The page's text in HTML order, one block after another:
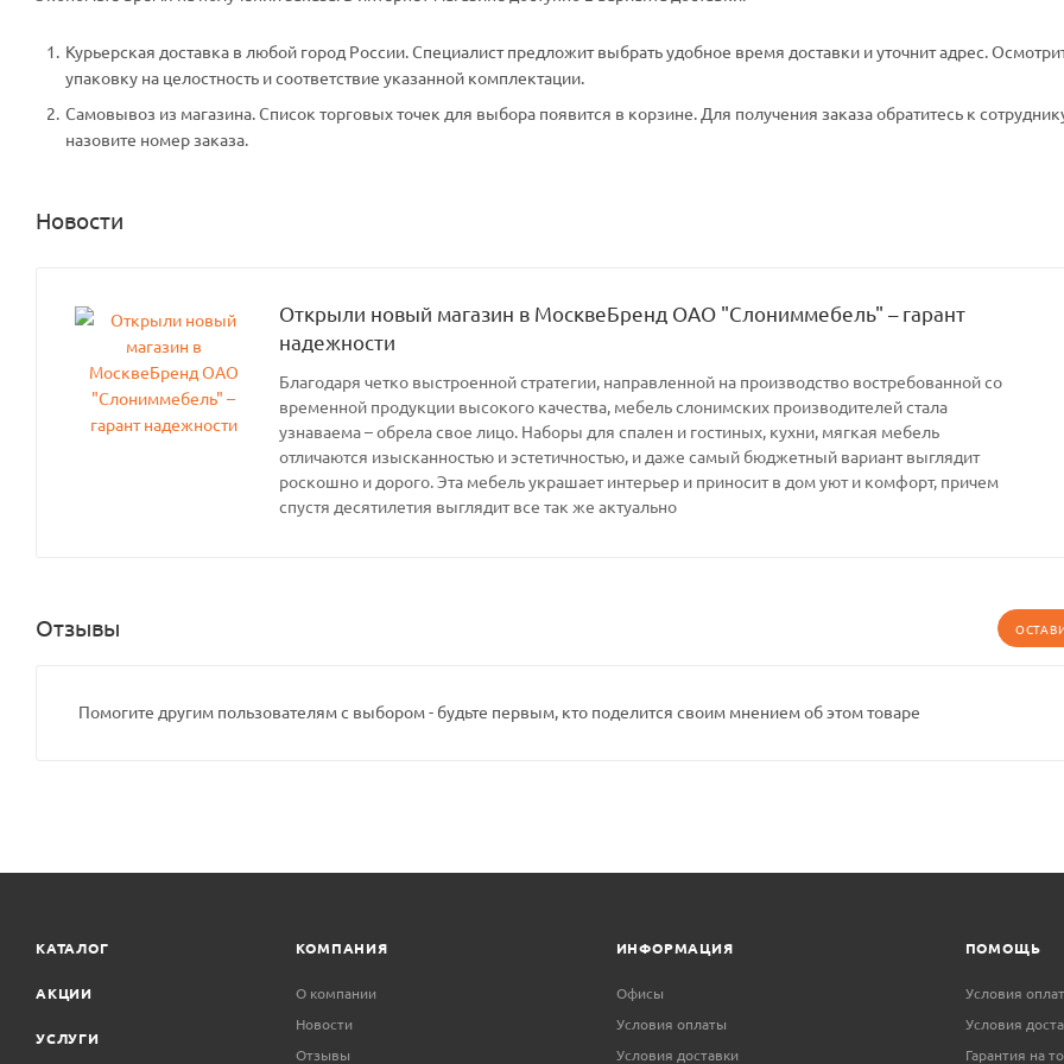
Курьерская доставка в любой город России. Специалист предложит выбрать удобное время доставки и уточнит адрес.
упаковку на целостность и соответствие указанной комплектации.
Самовывоз из магазина. Список торговых точек для выбора появится в корзине. Для получения заказа обратитесь к
назовите номер заказа.
Новости
Открыли новый магазин в МосквеБренд ОАО "Слониммебель" – гарант
надежности
Благодаря четко выстроенной стратегии, направленной на производство востребованной со
временной продукции высокого качества, мебель слонимских производителей стала
узнаваема – обрела свое лицо. Наборы для спален и гостиных, кухни, мягкая мебель
отличаются изысканностью и эстетичностью, и даже самый бюджетный вариант выглядит
роскошно и дорого. Эта мебель украшает интерьер и приносит в дом уют и комфорт, причем
спустя десятилетия выглядит все так же актуально
Отзывы
Помогите другим пользователям с выбором - будьте первым, кто поделится своим мнением об этом товаре
КАТАЛОГ
АКЦИИ
УСЛУГИ
КОМПАНИЯ
О компании
Новости
Отзывы
ИНФОРМАЦИЯ
Офисы
Условия оплаты
Условия доставки
ПОМОЩЬ
Условия
Условия
Гарантия на